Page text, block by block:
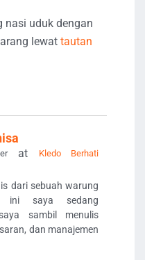
nasi uduk dengan
lewat tautan
at
Kledo Berhati
dari sebuah warung
ini saya sedang
sambil menulis
dan manajemen